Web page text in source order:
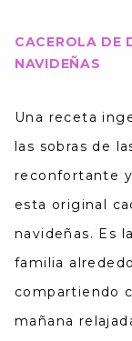
CACEROLA DE
NAVIDEÑAS
Una receta
las sobras de
reconfortante
esta original
navideñas. Es
familia
compartiendo
mañana